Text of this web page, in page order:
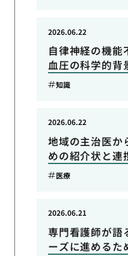
自律神経の機能
血圧の科学的背
2026.06.22
知識
地域の主治医か
めの紹介状と連
2026.06.22
医療
専門看護師が語
ーズに進めるた
2026.06.21